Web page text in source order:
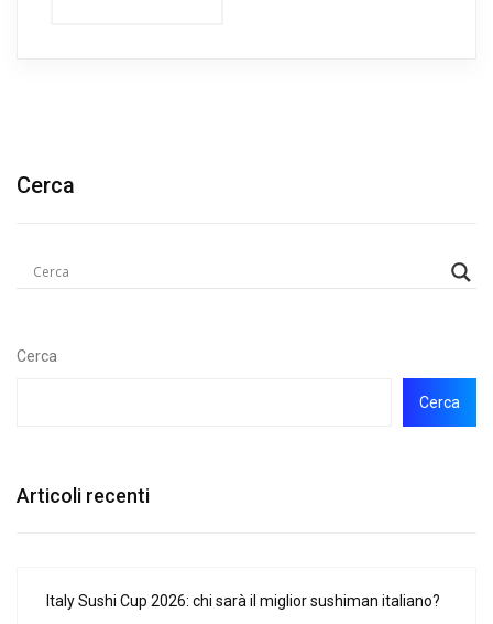
Cerca
Cerca
Cerca
Articoli recenti
Italy Sushi Cup 2026: chi sarà il miglior sushiman italiano?